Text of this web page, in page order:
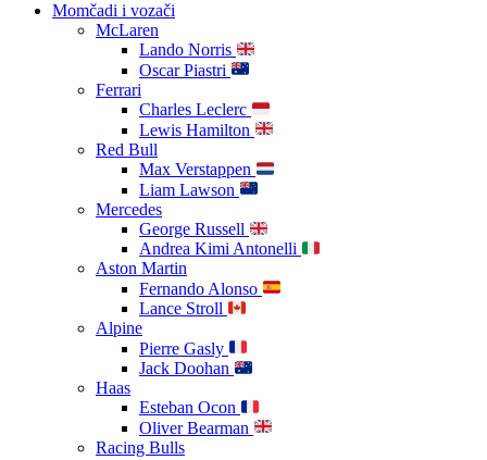
Momčadi i vozači
McLaren
Lando Norris
Oscar Piastri
Ferrari
Charles Leclerc
Lewis Hamilton
Red Bull
Max Verstappen
Liam Lawson
Mercedes
George Russell
Andrea Kimi Antonelli
Aston Martin
Fernando Alonso
Lance Stroll
Alpine
Pierre Gasly
Jack Doohan
Haas
Esteban Ocon
Oliver Bearman
Racing Bulls